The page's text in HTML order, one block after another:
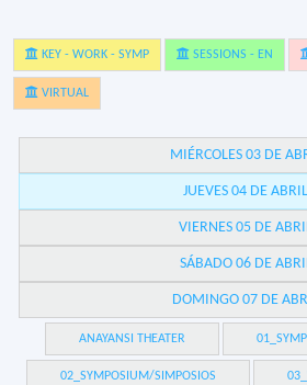
KEY - WORK - SYMP SESSIONS - EN
VIRTUAL
MIÉRCOLES 03 DE
JUEVES 04 DE ABRIL
VIERNES 05 DE
SÁBADO 06 DE
DOMINGO 07 DE
ANAYANSI THEATER
02_SYMPOSIUM/SIMPOSIOS